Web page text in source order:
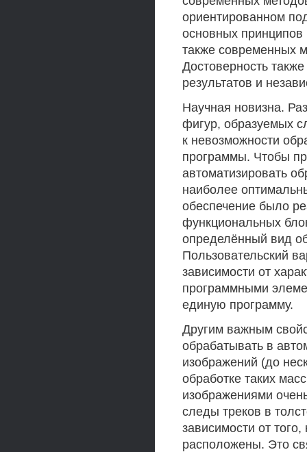
ориентированном
основных принципов
также современных
Достоверность
результатов и
Научная новизна.
фигур, образуемых
к невозможности
программы. Чтобы
автоматизировать
наиболее
обеспечение было
функциональных
определённый вид
Пользовательский
зависимости от
программными
единую программу.
Другим важным
обрабатывать в
изображений (до
обработке таких
изображениями
следы треков в
зависимости от
расположены. Это